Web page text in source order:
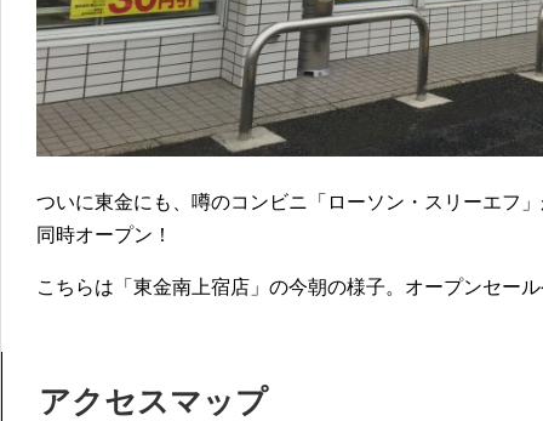
ついに東金にも、噂のコンビニ「ローソン・スリーエフ
同時オープン！
こちらは「東金南上宿店」の今朝の様子。オープンセー
アクセスマップ